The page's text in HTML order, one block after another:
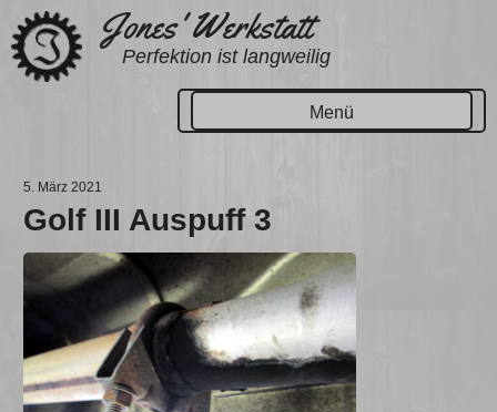
Zum
Inhalt
springen
Jones' Werkstatt
Perfektion ist langweilig
Menü
5. März 2021
Golf III Auspuff 3